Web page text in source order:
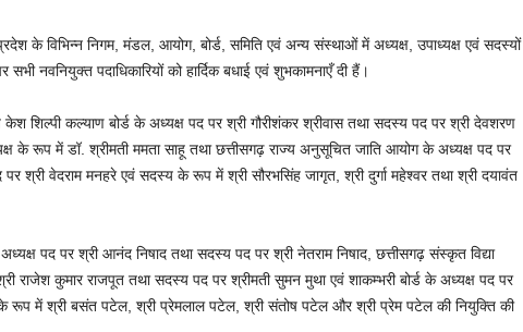
के विभिन्न निगम, मंडल, आयोग, बोर्ड, समिति एवं अन्य संस्थाओं में अध्यक्ष, उपाध्यक्ष एवं सदस्यों
नवनियुक्त पदाधिकारियों को हार्दिक बधाई एवं शुभकामनाएँ दी हैं।
शिल्पी कल्याण बोर्ड के अध्यक्ष पद पर श्री गौरीशंकर श्रीवास तथा सदस्य पद पर श्री देवशरण
के रूप में डॉ. श्रीमती ममता साहू तथा छत्तीसगढ़ राज्य अनुसूचित जाति आयोग के अध्यक्ष पद पर
पर श्री वेदराम मनहरे एवं सदस्य के रूप में श्री सौरभसिंह जागृत, श्री दुर्गा महेश्वर तथा श्री दयावंत
पद पर श्री आनंद निषाद तथा सदस्य पद पर श्री नेतराम निषाद, छत्तीसगढ़ संस्कृत विद्या
राजेश कुमार राजपूत तथा सदस्य पद पर श्रीमती सुमन मुथा एवं शाकम्भरी बोर्ड के अध्यक्ष पद पर
रूप में श्री बसंत पटेल, श्री प्रेमलाल पटेल, श्री संतोष पटेल और श्री प्रेम पटेल की नियुक्ति की